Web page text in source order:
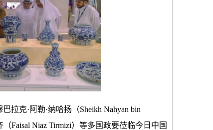
巴拉克·阿勒·纳哈扬（Sheikh Nahyan bin
Faisal Niaz Tirmizi）等多国政要莅临今日中国